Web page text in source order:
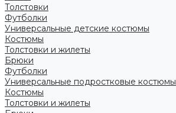
Толстовки
Футболки
Универсальные детские костюмы
Костюмы
Толстовки и жилеты
Брюки
Футболки
Универсальные подростковые костюмы
Костюмы
Толстовки и жилеты